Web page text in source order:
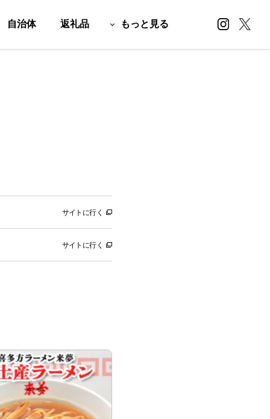
自治体 返礼品 もっと見る
サイトに行く
サイトに行く